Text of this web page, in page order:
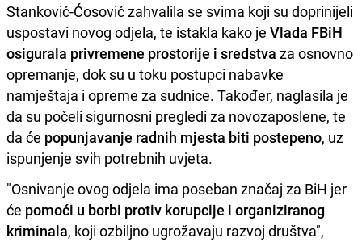
Stanković-Ćosović zahvalila se svima koji su doprinijeli
uspostavi novog odjela, te istakla kako je Vlada FBiH
osigurala privremene prostorije i sredstva za osnovno
opremanje, dok su u toku postupci nabavke
namještaja i opreme za sudnice. Također, naglasila je
da su počeli sigurnosni pregledi za novozaposlene, te
da će popunjavanje radnih mjesta biti postepeno, uz
ispunjenje svih potrebnih uvjeta.
"Osnivanje ovog odjela ima poseban značaj za BiH jer
će pomoći u borbi protiv korupcije i organiziranog
kriminala, koji ozbiljno ugrožavaju razvoj društva",